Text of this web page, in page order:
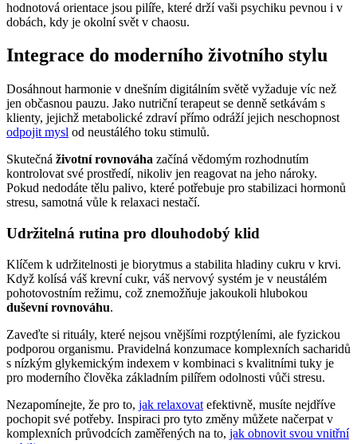
hodnotová orientace jsou pilíře, které drží vaši psychiku pevnou i v
dobách, kdy je okolní svět v chaosu.
Integrace do moderního životního stylu
Dosáhnout harmonie v dnešním digitálním světě vyžaduje víc než
jen občasnou pauzu. Jako nutriční terapeut se denně setkávám s
klienty, jejichž metabolické zdraví přímo odráží jejich neschopnost
odpojit mysl od neustálého toku stimulů.
Skutečná životní rovnováha začíná vědomým rozhodnutím
kontrolovat své prostředí, nikoliv jen reagovat na jeho nároky.
Pokud nedodáte tělu palivo, které potřebuje pro stabilizaci hormonů
stresu, samotná vůle k relaxaci nestačí.
Udržitelná rutina pro dlouhodobý klid
Klíčem k udržitelnosti je biorytmus a stabilita hladiny cukru v krvi.
Když kolísá váš krevní cukr, váš nervový systém je v neustálém
pohotovostním režimu, což znemožňuje jakoukoli hlubokou
duševní rovnováhu.
Zaveďte si rituály, které nejsou vnějšími rozptýleními, ale fyzickou
podporou organismu. Pravidelná konzumace komplexních sacharidů
s nízkým glykemickým indexem v kombinaci s kvalitními tuky je
pro moderního člověka základním pilířem odolnosti vůči stresu.
Nezapomínejte, že pro to, jak relaxovat efektivně, musíte nejdříve
pochopit své potřeby. Inspiraci pro tyto změny můžete načerpat v
komplexních průvodcích zaměřených na to, jak obnovit svou vnitřní